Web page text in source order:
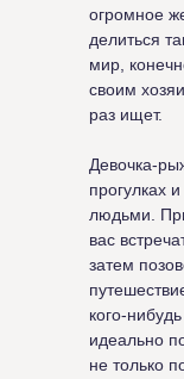
огромное
делиться
мир,
своим
раз ищет.
Девочка-
прогулках
людьми.
вас
затем
кого-
идеально
не только